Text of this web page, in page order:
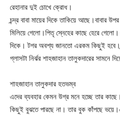
রেহানার দুই চোখে ক্রোধ।
চন্দ্র বাবা মায়ের দিকে তাকিয়ে আছে।বাবার
মিলিয়ে গেলো।পিতৃ স্নেহের কাছে হেরে
দিকে। টগর অবশ্য জানতো এরকম কিছুই
গ্লাসটা নির্ঝর শাহজাহান তালুকদারের সামনে
শাহজাহান তালুকদার হতভম্ব
এদের ব্যবহার কেমন উগ্র মনে হচ্ছে তার
কিছুই বুঝতে পারছে না। তার বুক কাঁপছে